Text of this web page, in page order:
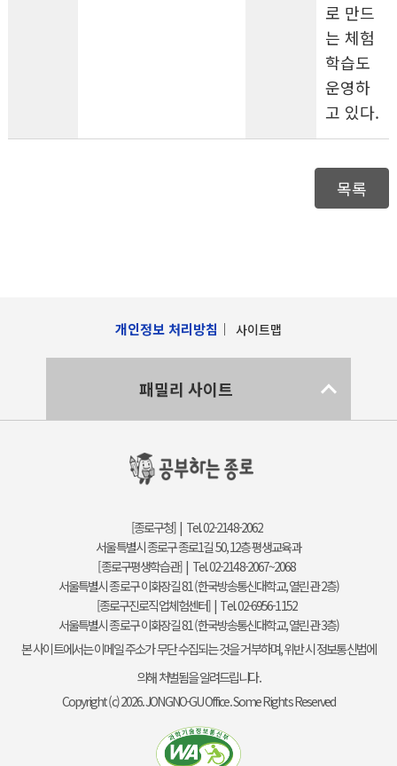
로 만드
는 체험
학습도
운영하
고 있다.
목록
개인정보 처리방침 사이트맵
패밀리 사이트
[종로구청] | Tel. 02-2148-2062
서울특별시 종로구 종로1길 50, 12층 평생교육과
[종로구평생학습관] | Tel. 02-2148-2067~2068
서울특별시 종로구 이화장길 81 (한국방송통신대학교, 열린관 2층)
[종로구진로직업체험센터] | Tel. 02-6956-1152
서울특별시 종로구 이화장길 81 (한국방송통신대학교, 열린관 3층)
본 사이트에서는 이메일 주소가 무단 수집되는 것을 거부하며, 위반 시 정보통신법에
의해 처벌됨을 알려드립니다.
Copyright (c) 2026. JONGNO-GU Office. Some Rights Reserved